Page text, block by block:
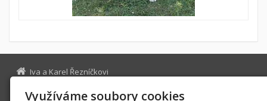
Iva a Karel Řezníčkovi
Využíváme soubory cookies